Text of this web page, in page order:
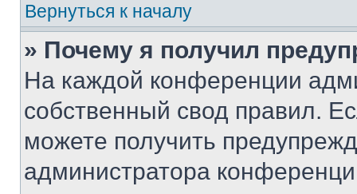
Вернуться к началу
» Почему я получил
На каждой конференции
собственный свод правил.
можете получить
администратора